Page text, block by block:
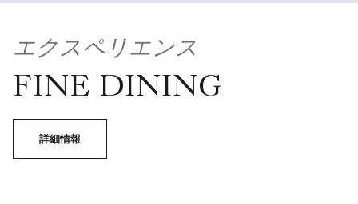
エクスペリエンス
FINE DINING
詳細情報